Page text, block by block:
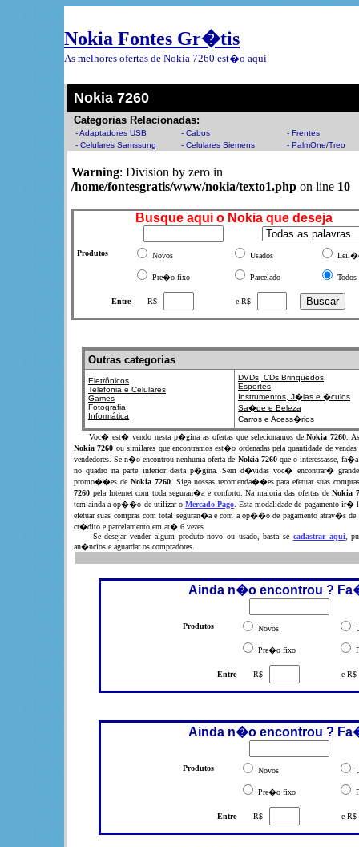
Nokia Fontes Gr�tis
As melhores ofertas de Nokia 7260 est�o aqui
Nokia 7260
Categorias Relacionadas:
- Adaptadores USB - Cabos
- Frentes
- Celulares Samssung
- Celulares Siemens - PalmOne/Treo
Warning: Division by zero in
/home/fontesgratis/www/nokia/texto1.php on line 10
Busque aqui o Nokia que deseja
Produtos Novos Usados
Pre�o fixo Parcelado Todos
Entre R$ e R$
Outras categorias
Eletrônicos
Telefonia e Celulares
Games
Fotografia
Informática
DVDs, CDs Brinquedos
Esportes
Instrumentos, J�ias e �culos
Sa�de e Beleza
Carros e Acess�rios
Voc� est� vendo nesta p�gina as ofertas que selecionamos deNokia 7260 .
Nokia 7260 ou similares que encontramos est�o ordenadas pela quantidade de vendas
vendedores. Se n�o encontrou nenhuma oferta de Nokia 7260que o interessasse, fa�a
no quadro na parte inferior desta p�gina. Sem d�vidas voc� encontrar�
promo��es de Nokia 7260. Siga nossas recomenda��es para efetuar suas
7260 pela Internet com toda seguran�a e conforto. Na maioria das ofertas deNokia
tem ainda a op��o de utilizar o Mercado Pago . Esta modalidade de pagamento ir�
efetuar suas compras com total seguran�a e com a op��o de pagamento atrav�s de
cr�dito e parcelamento em at� 6 vezes.
Se desejar vender algum produto novo ou usado, basta se cadastrar aqui,
an�ncios e aguardar os compradores.
Ainda n�o encontrou ?
Produtos Novos
Pre�o fixo
Entre R$ e R$
Ainda n�o encontrou ?
Produtos Novos
Pre�o fixo
Entre R$ e R$